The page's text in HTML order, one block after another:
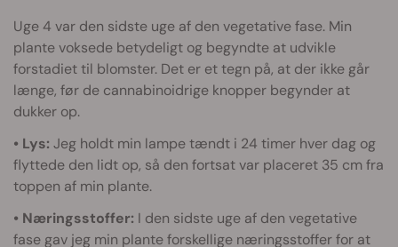
Uge 4 var den sidste uge af den vegetative fase. Min
plante voksede betydeligt og begyndte at udvikle
forstadiet til blomster. Det er et tegn på, at der ikke går
længe, før de cannabinoidrige knopper begynder at
dukker op.
• Lys: Jeg holdt min lampe tændt i 24 timer hver dag og
flyttede den lidt op, så den fortsat var placeret 35 cm fra
toppen af min plante.
• Næringsstoffer: I den sidste uge af den vegetative
fase gav jeg min plante forskellige næringsstoffer for at